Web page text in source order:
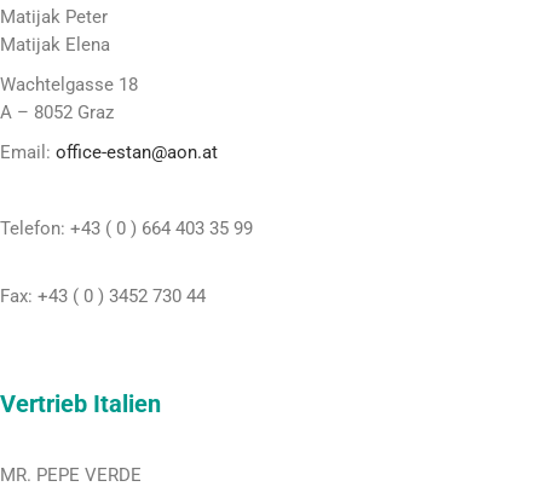
Matijak Peter
Matijak Elena
Wachtelgasse 18
A – 8052 Graz
Email: office-estan@aon.at
Telefon: +43 ( 0 ) 664 403 35 99
Fax: +43 ( 0 ) 3452 730 44
Vertrieb Italien
MR. PEPE VERDE